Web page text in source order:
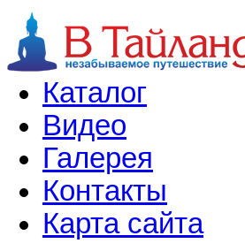
Каталог
Видео
Галерея
Контакты
Карта сайта